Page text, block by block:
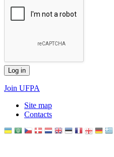
Join UFPA
Site map
Сontacts